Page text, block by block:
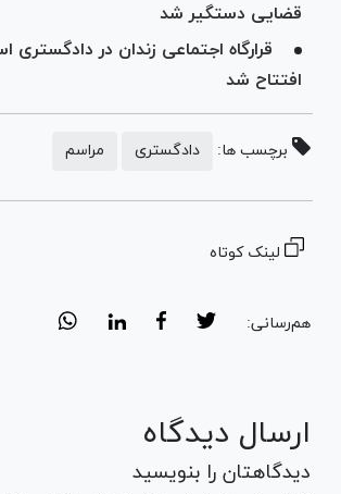
قضایی دستگیر شد
قرارگاه اجتماعی زندان در دادگستری
افتتاح شد
برچسب ها: دادگستری مراسم
لینک کوتاه
هم‌رسانی:
ارسال دیدگاه
دیدگاهتان را بنویسید